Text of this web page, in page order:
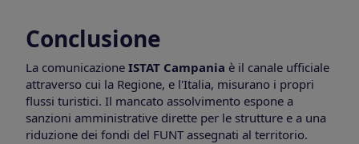
Conclusione
La comunicazione ISTAT Campania è il canale ufficiale
attraverso cui la Regione, e l'Italia, misurano i propri
flussi turistici. Il mancato assolvimento espone a
sanzioni amministrative dirette per le strutture e a una
riduzione dei fondi del FUNT assegnati al territorio.